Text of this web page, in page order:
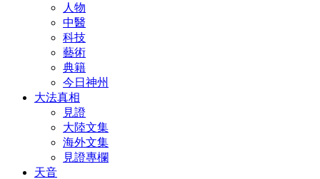
人物
中醫
科技
藝術
典籍
今日神州
大法真相
見證
大陸文集
海外文集
見證專欄
天音